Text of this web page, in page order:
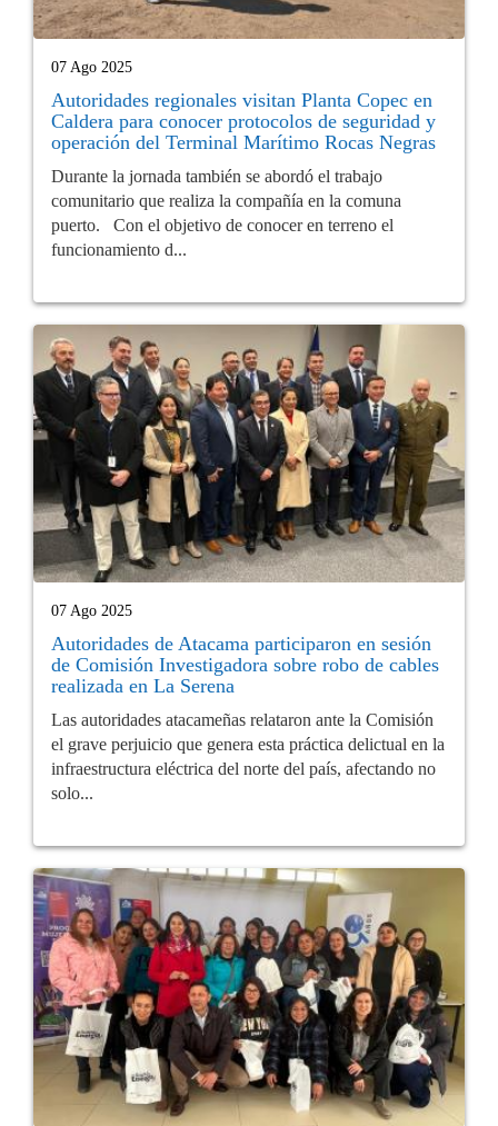
07 Ago 2025
Autoridades regionales visitan Planta Copec en
Caldera para conocer protocolos de seguridad y
operación del Terminal Marítimo Rocas Negras
Durante la jornada también se abordó el trabajo
comunitario que realiza la compañía en la comuna
puerto. Con el objetivo de conocer en terreno el
funcionamiento d...
07 Ago 2025
Autoridades de Atacama participaron en sesión
de Comisión Investigadora sobre robo de cables
realizada en La Serena
Las autoridades atacameñas relataron ante la Comisión
el grave perjuicio que genera esta práctica delictual en la
infraestructura eléctrica del norte del país, afectando no
solo...